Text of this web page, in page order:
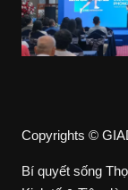
Copyrights ©
Bí quyết sống Thọ